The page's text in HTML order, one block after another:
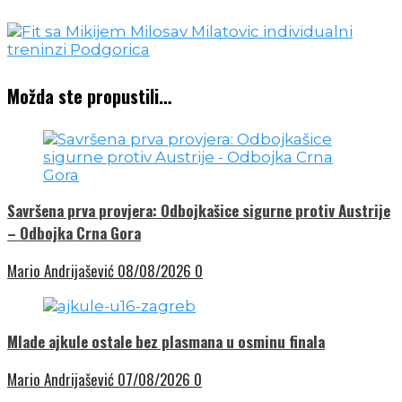
Možda ste propustili…
Savršena prva provjera: Odbojkašice sigurne protiv Austrije
– Odbojka Crna Gora
Mario Andrijašević 08/08/2026 0
Mlade ajkule ostale bez plasmana u osminu finala
Mario Andrijašević 07/08/2026 0